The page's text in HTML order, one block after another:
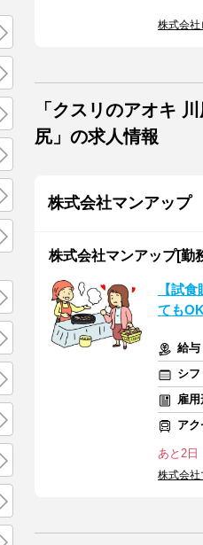
株式会社
「クスリのアオキ
尻」の求人情報
株式会社マンアップ
株式会社マンアップ[勤
【試
ても
給与
シフ
雇
アク
あと2日
株式会社